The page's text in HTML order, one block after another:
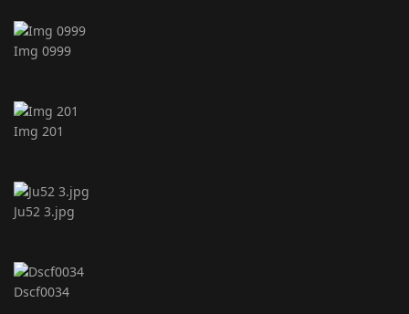
Img 0999
Img 201
Ju52 3.jpg
Dscf0034